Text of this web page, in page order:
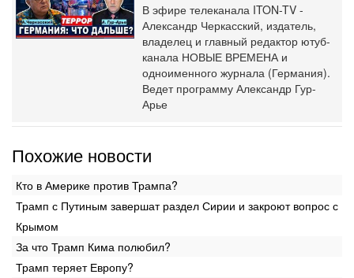
В эфире телеканала ITON-TV -
Александр Черкасский, издатель,
владелец и главный редактор ютуб-
канала НОВЫЕ ВРЕМЕНА и
одноименного журнала (Германия).
Ведет программу Александр Гур-
Арье
Похожие новости
Кто в Америке против Трампа?
Трамп с Путиным завершат раздел Сирии и закроют вопрос с
Крымом
За что Трамп Кима полюбил?
Трамп теряет Европу?